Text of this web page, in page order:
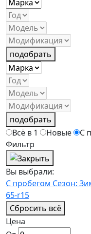
подобрать
подобрать
Всё в 1
Новые
С
Фильтр
Вы выбрали:
С пробегом Сезон:
65-r15
Сбросить всё
Цена